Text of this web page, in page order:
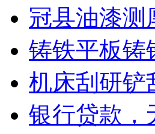
冠县油漆测
铸铁平板铸
机床刮研铲
银行贷款，